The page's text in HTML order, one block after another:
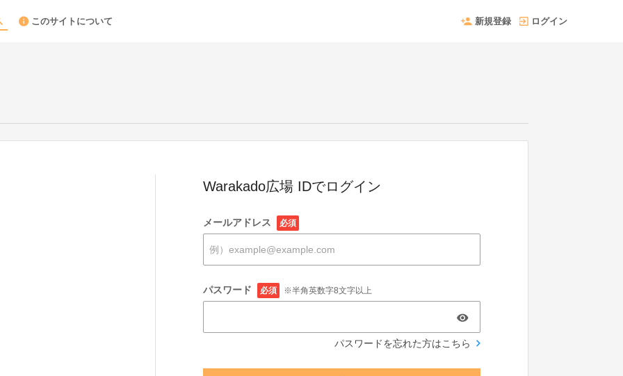
このサイトについて 新規登録 ログイン
Warakado広場 IDでログイン
メールアドレス 必須
パスワード 必須 ※半角英数字8文字以上
パスワードを忘れた方はこちら